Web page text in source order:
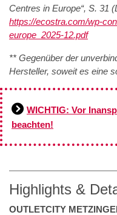
Centres in Europe“, S. 31
https://ecostra.com/wp-
europe_2025-12.pdf
** Gegenüber der
Hersteller, soweit es eine
WICHTIG: Vor
beachten!
Highlights &
OUTLETCITY